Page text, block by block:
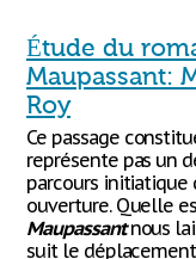
Étude du
Maupassant:
Roy
Ce passage
représente pas un
parcours initiatique
ouverture. Quelle
Maupassantnous
suit le